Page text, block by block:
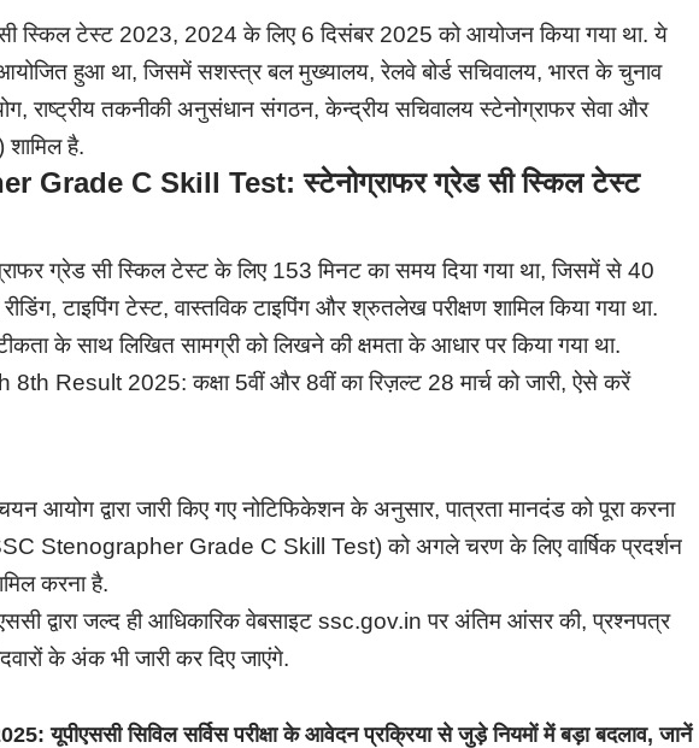
स्किल टेस्ट 2023, 2024 के लिए 6 दिसंबर 2025 को आयोजन किया गया था. ये
हुआ था, जिसमें सशस्त्र बल मुख्यालय, रेलवे बोर्ड सचिवालय, भारत के चुनाव
राष्ट्रीय तकनीकी अनुसंधान संगठन, केन्द्रीय सचिवालय स्टेनोग्राफर सेवा और
शामिल है.
Grade C Skill Test:स्टेनोग्राफर ग्रेड सी स्किल टेस्ट
ग्रेड सी स्किल टेस्ट के लिए 153 मिनट का समय दिया गया था, जिसमें से 40
टाइपिंग टेस्ट, वास्तविक टाइपिंग और श्रुतलेख परीक्षण शामिल किया गया था.
के साथ लिखित सामग्री को लिखने की क्षमता के आधार पर किया गया था.
Result 2025: कक्षा 5वीं और 8वीं का रिज़ल्ट 28 मार्च को जारी, ऐसे करें
चयन आयोग द्वारा जारी किए गए नोटिफिकेशन के अनुसार, पात्रता मानदंड को पूरा करना
(SSC Stenographer Grade C Skill Test) को अगले चरण के लिए वार्षिक प्रदर्शन
करना है.
द्वारा जल्द ही आधिकारिक वेबसाइट ssc.gov.in पर अंतिम आंसर की, प्रश्नपत्र
के अंक भी जारी कर दिए जाएंगे.
यूपीएससी सिविल सर्विस परीक्षा के आवेदन प्रक्रिया से जुड़े नियमों में बड़ा बदलाव, जानें